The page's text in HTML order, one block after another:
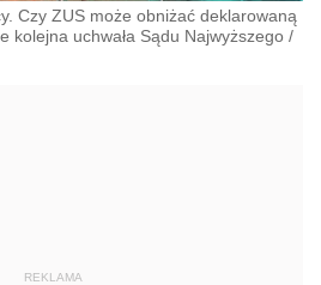
Czy ZUS może obniżać deklarowaną
kolejna uchwała Sądu Najwyższego /